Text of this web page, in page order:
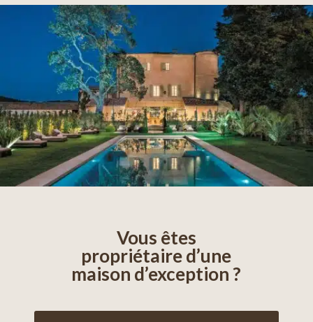
Vous êtes
propriétaire d’une
maison d’exception ?